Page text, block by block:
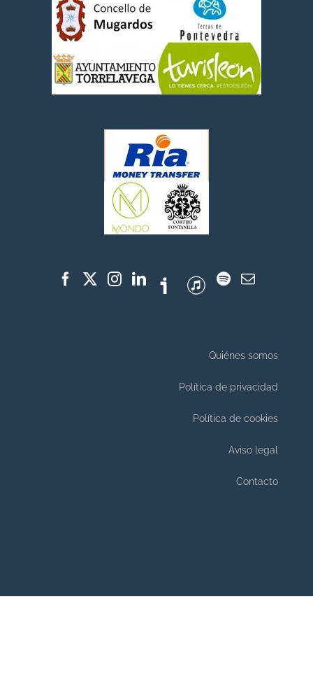
Quiénes somos
Política de privacidad
Política de cookies
Aviso legal
Contacto